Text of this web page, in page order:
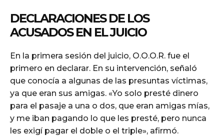
DECLARACIONES DE LOS
ACUSADOS EN EL JUICIO
En la primera sesión del juicio, O.O.O.R. fue el
primero en declarar. En su intervención, señaló
que conocía a algunas de las presuntas víctimas,
ya que eran sus amigas. «Yo solo presté dinero
para el pasaje a una o dos, que eran amigas mías,
y me iban pagando lo que les presté, pero nunca
les exigí pagar el doble o el triple», afirmó.